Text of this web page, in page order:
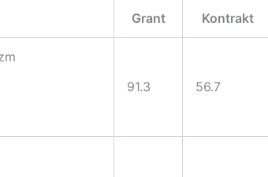
Grant Kontrakt
91.3 56.7